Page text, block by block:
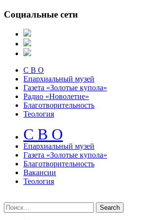
Социальные сети
С В О
Епархиальный музей
Газета «Золотые купола»
Радио «Новолетие»
Благотворительность
Теология
С В О
Епархиальный музeй
Газета «Золотые купола»
Благотворительность
Вакансии
Теология